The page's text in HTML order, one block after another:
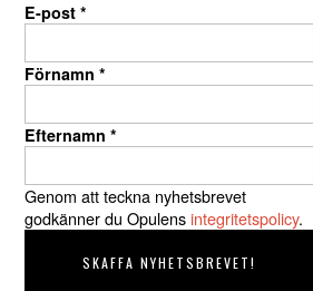
E-post *
Förnamn *
Efternamn *
Genom att teckna nyhetsbrevet
godkänner du Opulensintegritetspolicy.